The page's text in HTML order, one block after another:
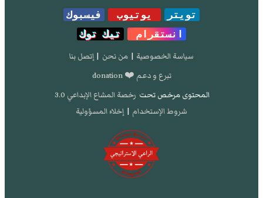
تويتر يوتيوب
فيسبوك
انستقرام
تيك توك
سياسة الخصوصية | من نحن | إتصل بنا
تبرع و دعم ❤️ donation
المحتوى مرخص تحت رخصة المشاع الإبداعي 3.0
شروط الإستخدام | إخلاء المسؤولية